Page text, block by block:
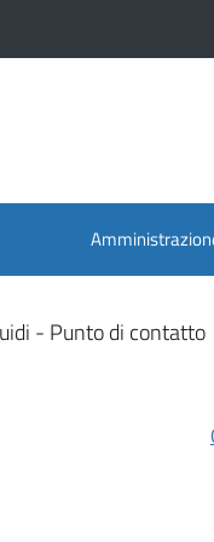
- Punto di contatto